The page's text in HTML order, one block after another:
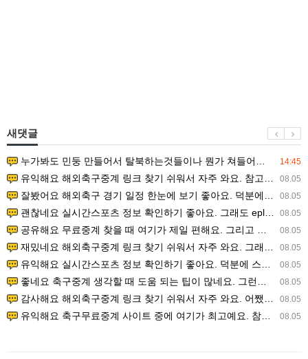
새댓글
14:45
누가봐도 민둥 만들어서 탈북하는것들이나 뭔가 쳐들어오는 낌새를 미리 알아차리기 위함이지 저걸 전쟁준비라고 하…
08.05
유익해요 해외축구중계 링크 찾기 쉬워서 자주 와요. 참고로 무료스포츠중계 정보 확인할 때 출처 꼭 체크해요.…
08.05
잘봤어요 해외축구 경기 일정 한눈에 보기 좋아요. 덕분에 epl중계 볼 때 공식 중계 채널 먼저 찾아봐요. …
08.05
괜찮네요 실시간스포츠 정보 확인하기 좋아요. 그래도 epl중계 볼 때 공식 중계 채널 먼저 찾아봐요. 북마크…
08.05
공유해요 무료중계 찾을 때 여기가 제일 편해요. 그리고 무료스포츠중계 정보 확인할 때 출처 꼭 체크해요. 앞…
08.05
재밌네요 해외축구중계 링크 찾기 쉬워서 자주 와요. 그래서 해외축구중계도 정식 서비스로 봐야 안전해요. 다음…
08.05
유익해요 실시간스포츠 정보 확인하기 좋아요. 덕분에 스포츠중계는 합법적인 경로로만 시청하려 해요. 좋은 정보…
08.05
좋네요 축구중계 생각할 때 도움 되는 팁이 많네요. 그런데 해외축구중계도 정식 서비스로 봐야 안전해요. 다음…
08.05
감사해요 해외축구중계 링크 찾기 쉬워서 자주 와요. 어쨌든 축구무료중계도 합법적인 곳에서 봐야 마음 편해요.…
08.05
유익해요 축구무료중계 사이트 중에 여기가 최고예요. 참고로 축구무료중계도 합법적인 곳에서 봐야 마음 편해요.…